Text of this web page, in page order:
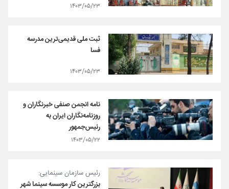
۱۴۰۳/۰۵/۲۳
ثبت ملی قدیمی‌ترین مدرسه
فسا
۱۴۰۳/۰۵/۲۳
نامه انجمن صنفی خبرنگاران و
روزنامه‌نگاران ایران به
رئیس‌جمهور
۱۴۰۳/۰۵/۲۲
رئیس سازمان سینمایی:
بزرگترین کار موسسه سینما شهر